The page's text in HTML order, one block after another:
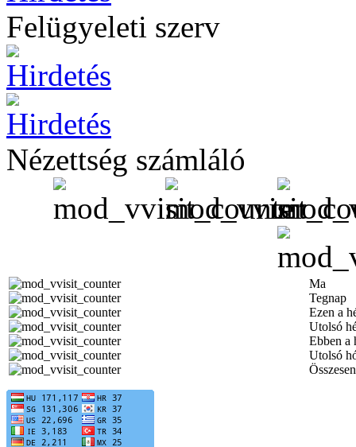
Felügyeleti szerv
Nézettség számláló
Ma
Tegnap
Ezen a
Utolsó
Ebben a
Utolsó
Összesen